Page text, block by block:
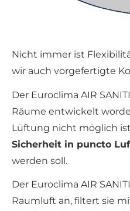
Nicht immer ist
wir auch vorgefertigte
Der Euroclima AIR
Räume entwickelt
Lüftung nicht möglich
Sicherheit in puncto
werden soll.
Der Euroclima AIR
Raumluft an, filtert sie